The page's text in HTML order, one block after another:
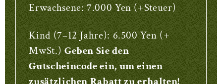
Erwachsene: 7.000 Yen (+Steuer)
Kind (7–12 Jahre): 6.500 Yen (+
MwSt.) Geben Sie den
Gutscheincode ein, um einen
zusätzlichen Rabatt zu erhalten!